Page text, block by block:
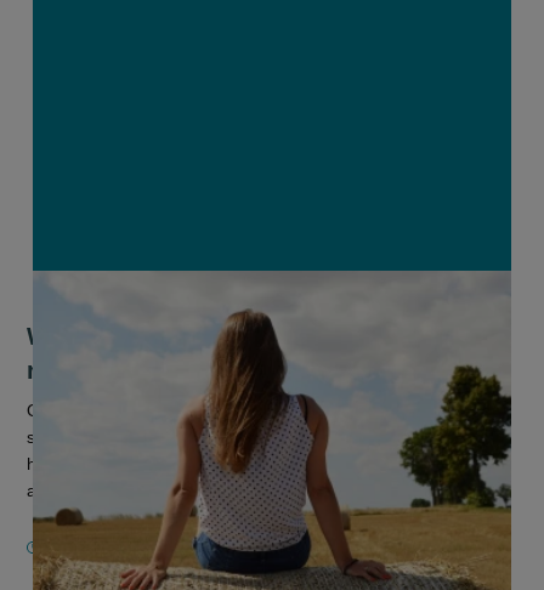
Waalse studie: drempels voor vrouwen
remmen duurzame akkerbouw af
Om de implementatie van duurzame landbouwpraktijken te
stimuleren, moeten beleidsmaatregelen sterker inzetten op
het wegwerken van drempels voor vrouwen en hen actief
aanmoedigen om voor een...
17 MAART 2026